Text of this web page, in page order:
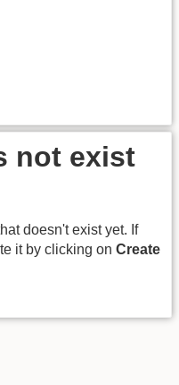
not exist
doesn't exist yet. If
it by clicking on Create